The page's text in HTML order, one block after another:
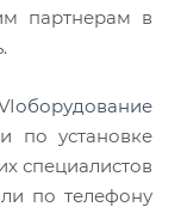
партнерам в
оборудование
по установке
специалистов
по телефону